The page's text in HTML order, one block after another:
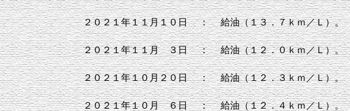
２０２１年１１月１０日 ： 給油（１３．７ｋｍ／Ｌ）。
２０２１年１１月 ３日 ： 給油（１２．０ｋｍ／Ｌ）。
２０２１年１０月２０日 ： 給油（１２．３ｋｍ／Ｌ）。
２０２１年１０月 ６日 ： 給油（１２．４ｋｍ／Ｌ）。